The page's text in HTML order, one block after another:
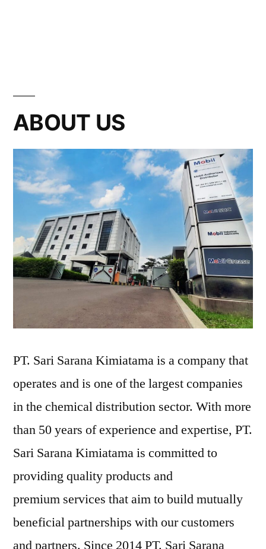
ABOUT US
PT. Sari Sarana Kimiatama is a company that
operates and is one of the largest companies
in the chemical distribution sector. With more
than 50 years of experience and expertise, PT.
Sari Sarana Kimiatama is committed to
providing quality products and
premium services that aim to build mutually
beneficial partnerships with our customers
and partners. Since 2014 PT. Sari Sarana